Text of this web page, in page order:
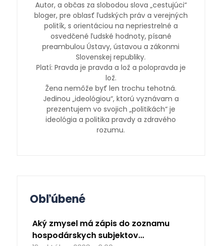
Autor, a občas za slobodou slova „cestujúci“
bloger, pre oblasť ľudských práv a verejných
politík, s orientáciou na nepriestrelné a
osvedčené ľudské hodnoty, písané
preambulou Ústavy, ústavou a zákonmi
Slovenskej republiky.
Platí: Pravda je pravda a lož a polopravda je
lož.
Žena nemôže byť len trochu tehotná.
Jedinou „ideológiou“, ktorú vyznávam a
prezentujem vo svojich „politikách“ je
ideológia a politika pravdy a zdravého
rozumu.
Obľúbené
Aký zmysel má zápis do zoznamu
hospodárskych subjektov...